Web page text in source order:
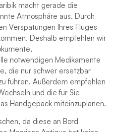
macht gerade die
Atmosphäre aus. Durch
Verspätungen Ihres Fluges
Deshalb empfehlen wir
notwendigen Medikamente
die nur schwer ersetzbar
führen. Außerdem empfehlen
und die für Sie
Handgepäck miteinzuplanen.
da diese an Bord